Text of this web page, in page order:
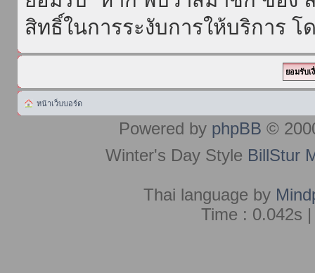
สิทธิ์ในการระงับการให้บริการ
หน้าเว็บบอร์ด
Powered by phpBB ©
Winter's Day Style BillStur
Thai language by
Time : 0.042s